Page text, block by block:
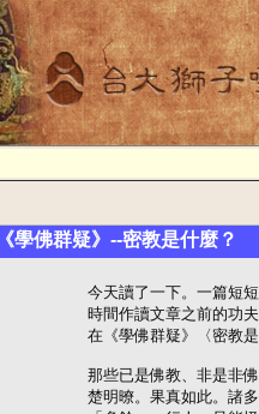
《學佛群疑》--密教是什麼？
今天讀了一下。一篇短
時間作讀文章之前的功
在《學佛群疑》〈密教
那些已是佛教、非是非
楚明暸。果真如此。諸